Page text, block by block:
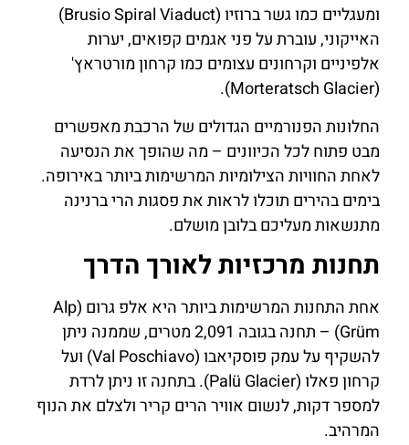
ומעגליים כמו גשר ברוזיו (Brusio Spiral Viaduct)
האייקוני, עוברת על פני אגמים קפואים, יערות
אלפיניים וקרחונים עצומים כמו קרחון מורטראץ'
(Morteratsch Glacier).
החלונות הפנורמיים הגדולים של הרכבת מאפשרים
מבט פתוח לכל הכיוונים – מה שהופך את הנסיעה
לאחת החוויות הצילומיות המרשימות ביותר באירופה.
בימים בהירים תוכלו לראות את פסגות הרי ברנינה
מתנשאות מעליכם בלובן מושלם.
תחנות מרכזיות לאורך הדרך
אחת התחנות המרשימות ביותר היא אלפ גרום (Alp
Grüm) – תחנה בגובה 2,091 מטרים, שממנה ניתן
להשקיף על עמק פוסקיאבו (Val Poschiavo) ועל
קרחון פאלו (Palü Glacier). בתחנה זו ניתן לרדת
למספר דקות, לנשום אוויר הרים קריר ולצלם את הנוף
המרהיב.